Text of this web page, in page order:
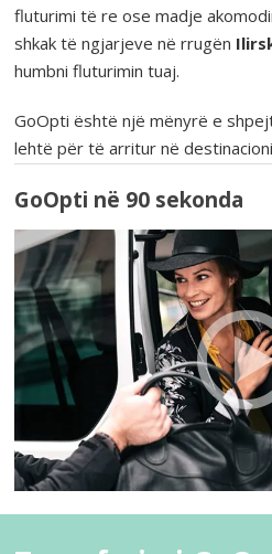
fluturimi të re ose madje
shkak të ngjarjeve në rrugën
humbni fluturimin tuaj.
GoOpti është një mënyrë e
lehtë për të arritur në
GoOpti në 90 sekonda